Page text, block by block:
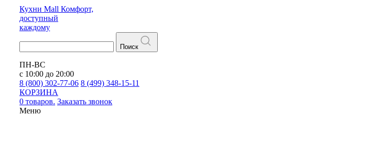
Кухни Mall Комфорт,
доступный
каждому
Поиск
ПН-ВС
с 10:00 до 20:00
8 (800) 302-77-06 8 (499) 348-15-11
КОРЗИНА
0 товаров. Заказать звонок
Меню